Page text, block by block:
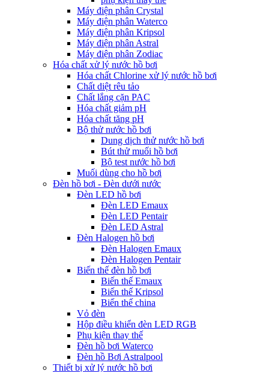
Máy điện phân Crystal
Máy điện phân Waterco
Máy điện phân Kripsol
Máy điện phân Astral
Máy điện phân Zodiac
Hóa chất xử lý nước hồ bơi
Hóa chất Chlorine xử lý nước hồ bơi
Chất diệt rêu tảo
Chất lắng cặn PAC
Hóa chất giảm pH
Hóa chất tăng pH
Bộ thử nước hồ bơi
Dung dịch thử nước hồ bơi
Bút thử muối hồ bơi
Bộ test nước hồ bơi
Muối dùng cho hồ bơi
Đèn hồ bơi - Đèn dưới nước
Đèn LED hồ bơi
Đèn LED Emaux
Đèn LED Pentair
Đèn LED Astral
Đèn Halogen hồ bơi
Đèn Halogen Emaux
Đèn Halogen Pentair
Biến thế đèn hồ bơi
Biến thế Emaux
Biến thế Kripsol
Biến thế china
Vỏ đèn
Hộp điều khiển đèn LED RGB
Phụ kiện thay thế
Đèn hồ bơi Waterco
Đèn hồ Bơi Astralpool
Thiết bị xử lý nước hồ bơi